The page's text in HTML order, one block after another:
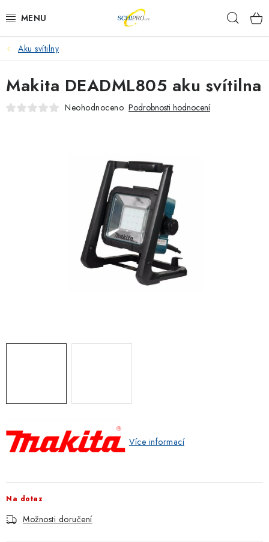
na
AKU NÁŘADÍ
ELEKTRICKÉ NÁŘADÍ
PŘÍSLUŠENSTVÍ
ZAHRADNÍ TECHNIKA
ZNAČKOVACÍ SPREJE
Moje objednávka / odstoupení od smlouvy
Aku svítilny
Více informací
Na dotaz
Možnosti doručení
Makita DEADML805 aku svítilna
Neohodnoceno Podrobnosti hodnocení